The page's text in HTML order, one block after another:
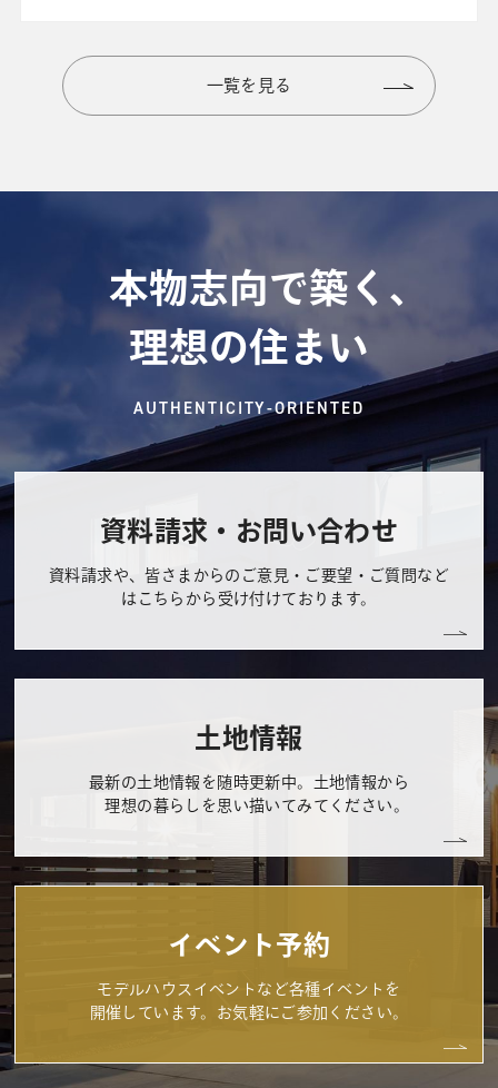
一覧を見る
本物志向で築く、
理想の住まい
AUTHENTICITY-ORIENTED
資料請求・お問い合わせ
資料請求や、皆さまからのご意見・ご要望・ご質問など
はこちらから受け付けております。
土地情報
最新の土地情報を随時更新中。土地情報から
理想の暮らしを思い描いてみてください。
イベント予約
モデルハウスイベントなど各種イベントを
開催しています。お気軽にご参加ください。